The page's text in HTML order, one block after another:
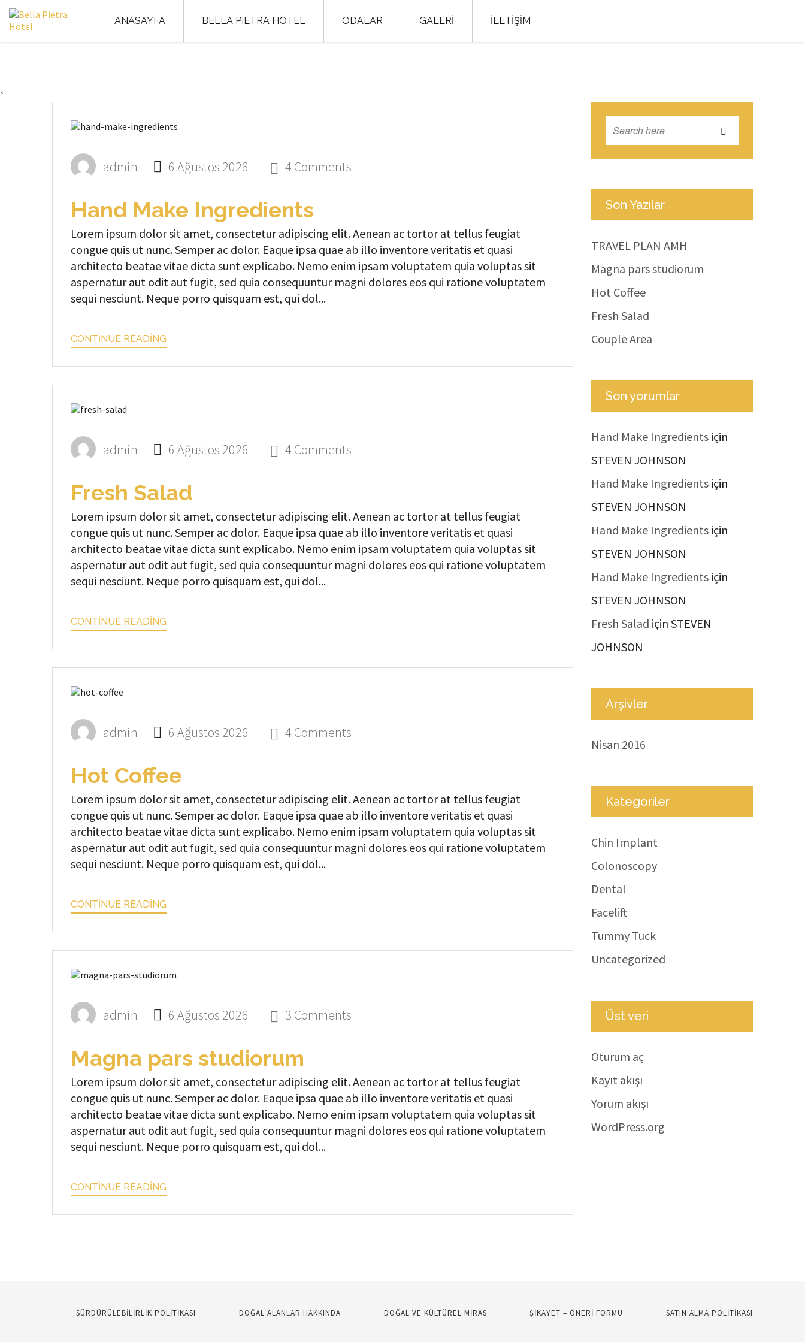
ANASAYFA BELLA PIETRA HOTEL ODALAR GALERİ İLETİŞİM
`
admin 6 Ağustos 2026 4 Comments
Hand Make Ingredients
Lorem ipsum dolor sit amet, consectetur adipiscing elit. Aenean ac tortor at tellus feugiat
congue quis ut nunc. Semper ac dolor. Eaque ipsa quae ab illo inventore veritatis et quasi
architecto beatae vitae dicta sunt explicabo. Nemo enim ipsam voluptatem quia voluptas sit
aspernatur aut odit aut fugit, sed quia consequuntur magni dolores eos qui ratione voluptatem
sequi nesciunt. Neque porro quisquam est, qui dol...
CONTINUE READING
admin 6 Ağustos 2026 4 Comments
Fresh Salad
Lorem ipsum dolor sit amet, consectetur adipiscing elit. Aenean ac tortor at tellus feugiat
congue quis ut nunc. Semper ac dolor. Eaque ipsa quae ab illo inventore veritatis et quasi
architecto beatae vitae dicta sunt explicabo. Nemo enim ipsam voluptatem quia voluptas sit
aspernatur aut odit aut fugit, sed quia consequuntur magni dolores eos qui ratione voluptatem
sequi nesciunt. Neque porro quisquam est, qui dol...
CONTINUE READING
admin 6 Ağustos 2026 4 Comments
Hot Coffee
Lorem ipsum dolor sit amet, consectetur adipiscing elit. Aenean ac tortor at tellus feugiat
congue quis ut nunc. Semper ac dolor. Eaque ipsa quae ab illo inventore veritatis et quasi
architecto beatae vitae dicta sunt explicabo. Nemo enim ipsam voluptatem quia voluptas sit
aspernatur aut odit aut fugit, sed quia consequuntur magni dolores eos qui ratione voluptatem
sequi nesciunt. Neque porro quisquam est, qui dol...
CONTINUE READING
admin 6 Ağustos 2026 3 Comments
Magna pars studiorum
Lorem ipsum dolor sit amet, consectetur adipiscing elit. Aenean ac tortor at tellus feugiat
congue quis ut nunc. Semper ac dolor. Eaque ipsa quae ab illo inventore veritatis et quasi
architecto beatae vitae dicta sunt explicabo. Nemo enim ipsam voluptatem quia voluptas sit
aspernatur aut odit aut fugit, sed quia consequuntur magni dolores eos qui ratione voluptatem
sequi nesciunt. Neque porro quisquam est, qui dol...
CONTINUE READING
Son Yazılar
TRAVEL PLAN AMH
Magna pars studiorum
Hot Coffee
Fresh Salad
Couple Area
Son yorumlar
Hand Make Ingredients için
STEVEN JOHNSON
Hand Make Ingredients için
STEVEN JOHNSON
Hand Make Ingredients için
STEVEN JOHNSON
Hand Make Ingredients için
STEVEN JOHNSON
Fresh Salad için STEVEN
JOHNSON
Arşivler
Nisan 2016
Kategoriler
Chin Implant
Colonoscopy
Dental
Facelift
Tummy Tuck
Uncategorized
Üst veri
Oturum aç
Kayıt akışı
Yorum akışı
WordPress.org
SÜRDÜRÜLEBİLİRLİK POLİTİKASI DOĞAL ALANLAR HAKKINDA DOĞAL VE KÜLTÜREL MİRAS ŞİKAYET – ÖNERİ FORMU SATIN ALMA POLİTİKASI